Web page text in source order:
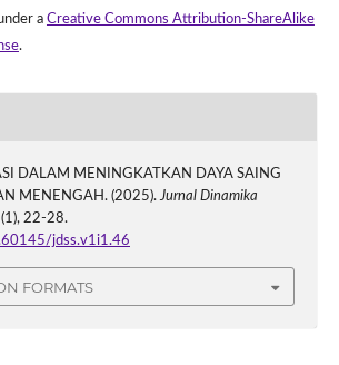
a Creative Commons Attribution-ShareAlike
.
DALAM MENINGKATKAN DAYA SAING
MENENGAH. (2025).Jurnal Dinamika
(1), 22-28.
jdss.v1i1.46
FORMATS